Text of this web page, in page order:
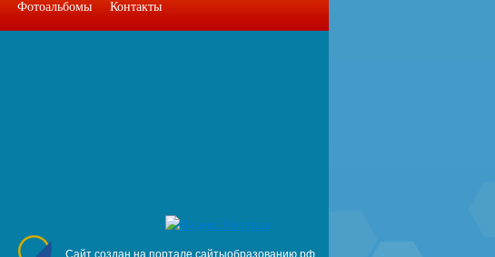
Фотоальбомы Контакты
Сайт создан на портале сайтыобразованию.рф